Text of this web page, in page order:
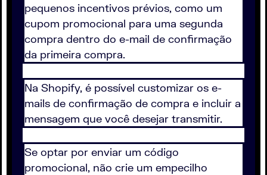
pequenos incentivos prévios, como um
cupom promocional para uma segunda
compra dentro do e-mail de confirmação
da primeira compra.
Na Shopify, é possível customizar os e-
mails de confirmação de compra e incluir a
mensagem que você desejar transmitir.
Se optar por enviar um código
promocional, não crie um empecilho